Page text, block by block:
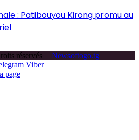
: Patibouyou Kirong promu au
réservés | Newsoftogo.tg
Viber
page